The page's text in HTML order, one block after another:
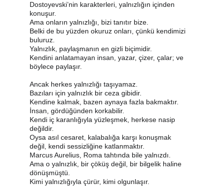
Dostoyevski’nin karakterleri, yalnızlığın içinden
konuşur.
Ama onların yalnızlığı, bizi tanıtır bize.
Belki de bu yüzden okuruz onları, çünkü kendimizi
buluruz.
Yalnızlık, paylaşmanın en gizli biçimidir.
Kendini anlatamayan insan, yazar, çizer, çalar; ve
böylece paylaşır.
Ancak herkes yalnızlığı taşıyamaz.
Bazıları için yalnızlık bir ceza gibidir.
Kendine kalmak, bazen aynaya fazla bakmaktır.
İnsan, gördüğünden korkabilir.
Kendi iç karanlığıyla yüzleşmek, herkese nasip
değildir.
Oysa asıl cesaret, kalabalığa karşı konuşmak
değil, kendi sessizliğine katlanmaktır.
Marcus Aurelius, Roma tahtında bile yalnızdı.
Ama o yalnızlık, bir çöküş değil, bir bilgelik haline
dönüşmüştü.
Kimi yalnızlığıyla çürür, kimi olgunlaşır.